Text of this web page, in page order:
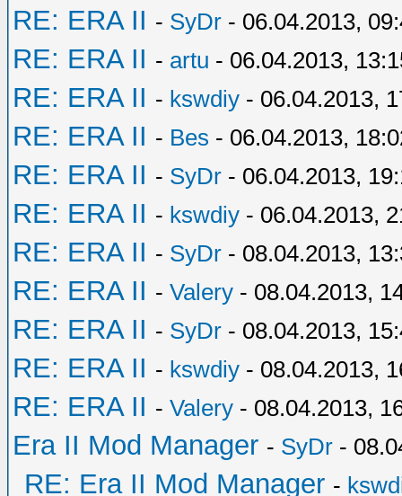
RE: ERA II - SyDr - 06.04.2013,
RE: ERA II - artu - 06.04.2013,
RE: ERA II - kswdiy - 06.04.2013,
RE: ERA II - Bes - 06.04.2013,
RE: ERA II - SyDr - 06.04.2013,
RE: ERA II - kswdiy - 06.04.2013,
RE: ERA II - SyDr - 08.04.2013,
RE: ERA II - Valery - 08.04.2013,
RE: ERA II - SyDr - 08.04.2013,
RE: ERA II - kswdiy - 08.04.2013,
RE: ERA II - Valery - 08.04.2013,
Era II Mod Manager - SyDr -
RE: Era II Mod Manager -